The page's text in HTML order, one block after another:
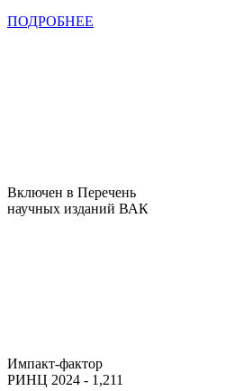
ПОДРОБНЕЕ
Включен в Перечень
научных изданий ВАК
Импакт-фактор
РИНЦ 2024 - 1,211